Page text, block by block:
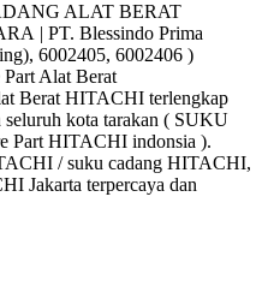
ALAT BERAT
| PT. Blessindo Prima
6002405, 6002406 )
Alat Berat
Berat HITACHI terlengkap
seluruh kota tarakan ( SUKU
Part HITACHI indonsia ).
/ suku cadang HITACHI,
Jakarta terpercaya dan